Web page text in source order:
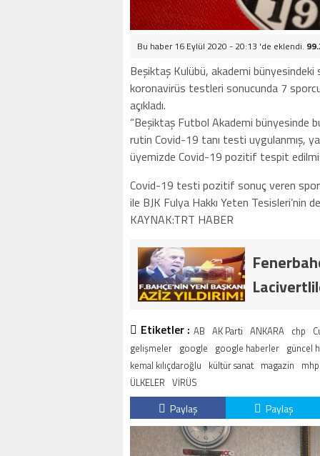
Bu haber 16 Eylül 2020 - 20:13 'de eklendi.
Beşiktaş Kulübü, akademi
koronavirüs testleri sonucunda 7
açıkladı.
“Beşiktaş Futbol Akademi bünyesinde
rutin Covid-19 tanı testi uygulanmış,
üyemizde Covid-19 pozitif tespit
Covid-19 testi pozitif sonuç veren
ile BJK Fulya Hakkı Yeten Tesisleri’nin
KAYNAK:TRT HABER
Etiketler : AB AK Parti ANKARA chp
gelişmeler google google haberler güncel
kemal kılıçdaroğlu kültür sanat magazin mhp
ÜLKELER VİRÜS
Paylaş Paylaş